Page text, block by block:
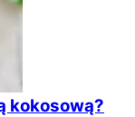
kokosową?